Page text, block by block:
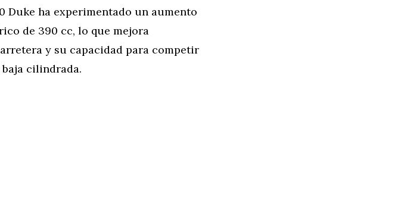
Duke ha experimentado un aumento
de 390 cc, lo que mejora
y su capacidad para competir
cilindrada.